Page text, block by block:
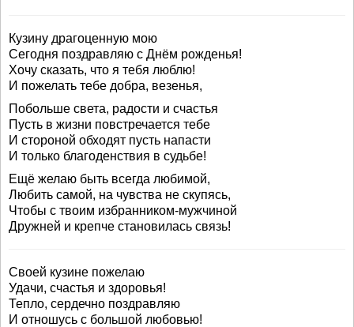
Кузину драгоценную мою
Сегодня поздравляю с Днём рожденья!
Хочу сказать, что я тебя люблю!
И пожелать тебе добра, везенья,
Побольше света, радости и счастья
Пусть в жизни повстречается тебе
И стороной обходят пусть напасти
И только благоденствия в судьбе!
Ещё желаю быть всегда любимой,
Любить самой, на чувства не скупясь,
Чтобы с твоим избранником-мужчиной
Дружней и крепче становилась связь!
Своей кузине пожелаю
Удачи, счастья и здоровья!
Тепло, сердечно поздравляю
И отношусь с большой любовью!